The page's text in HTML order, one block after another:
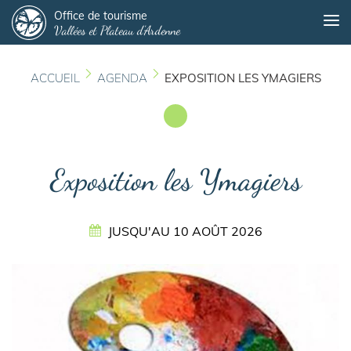
au
contenu
Office de tourisme
Vallées et Plateau d'Ardenne
ACCUEIL AGENDA EXPOSITION LES YMAGIERS
Exposition les Ymagiers
JUSQU'AU 10 AOÛT 2026
Panneau de gestion des cookies